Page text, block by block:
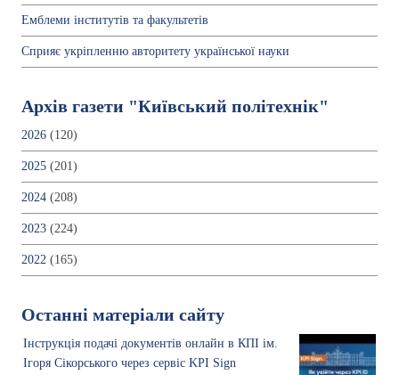
Емблеми інститутів та факультетів
Сприяє укріпленню авторитету української науки
Архів газети "Київський політехнік"
2026 (120)
2025 (201)
2024 (208)
2023 (224)
2022 (165)
Останні матеріали сайту
Інструкція подачі документів онлайн в КПІ ім.
Ігоря Сікорського через сервіс KPI Sign